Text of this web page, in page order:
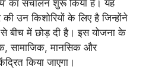
का संचालन शुरू किया है। यह
उन किशोरियों के लिए है जिन्होंने
बीच में छोड़ दी है। इस योजना के
सामाजिक, मानसिक और
किया जाएगा।